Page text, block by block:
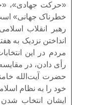
«حرکت جهادی»،
خطرناک جهانی»
انداختن نزدیک به
رأی دادن، در
حضرت آیت‌الله
خود را به نظام
ایشان انتخاب